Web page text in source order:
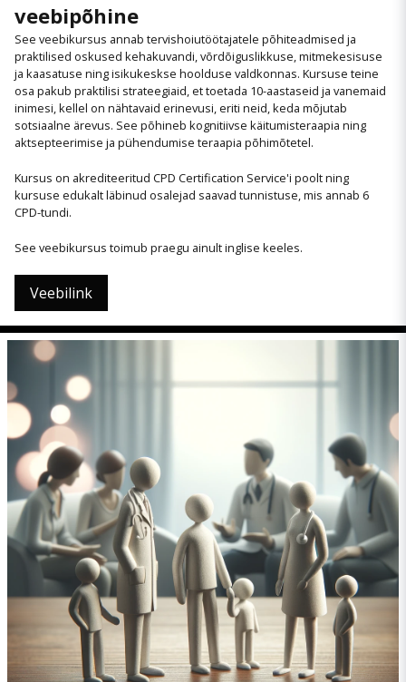
veebipõhine
See veebikursus annab tervishoiutöötajatele põhiteadmised ja
praktilised oskused kehakuvandi, võrdõiguslikkuse, mitmekesisuse
ja kaasatuse ning isikukeskse hoolduse valdkonnas. Kursuse teine
osa pakub praktilisi strateegiaid, et toetada 10-aastaseid ja vanemaid
inimesi, kellel on nähtavaid erinevusi, eriti neid, keda mõjutab
sotsiaalne ärevus. See põhineb kognitiivse käitumisteraapia ning
aktsepteerimise ja pühendumise teraapia põhimõtetel.
Kursus on akrediteeritud CPD Certification Service'i poolt ning
kursuse edukalt läbinud osalejad saavad tunnistuse, mis annab 6
CPD-tundi.
See veebikursus toimub praegu ainult inglise keeles.
Veebilink